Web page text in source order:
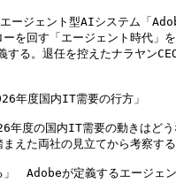
ージェント型AIシステム「
を回す「エージェント時代」
る。退任を控えたナラヤン
年度の国内IT需要の動きはど
えた両社の見立てから考察す
　Adobeが定義するエージェ